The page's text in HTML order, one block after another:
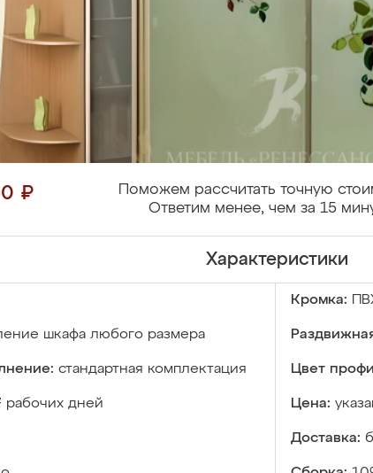
₽
Поможем рассчитать точную
Ответим менее, чем за 15
Характеристики
Кромка:
шкафа любого размера
стандартная комплектация Цвет
рабочих дней Цена:
Доставка: